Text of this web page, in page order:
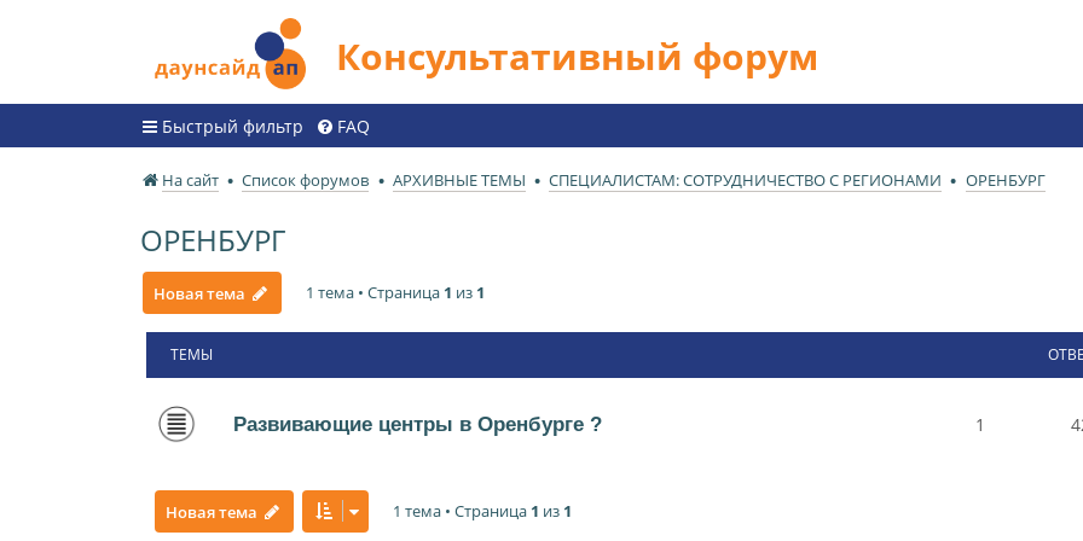
Консультативный форум
Быстрый фильтр FAQ
На сайт Список форумов АРХИВНЫЕ ТЕМЫ СПЕЦИАЛИСТАМ: СОТРУДНИЧЕСТВО С РЕГИОНАМИ ОРЕНБУРГ
ОРЕНБУРГ
Новая тема 1 тема • Страница 1 из 1
ТЕМЫ
Развивающие центры в Оренбурге ? 1
Новая тема 1 тема • Страница 1 из 1